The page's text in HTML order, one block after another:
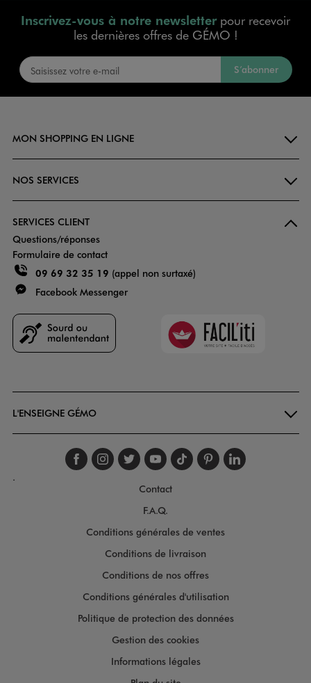
Inscrivez-vous à notre newsletterpour recevoir
les dernières offres de GÉMO !
S’abonner
MON SHOPPING EN LIGNE
NOS SERVICES
SERVICES CLIENT
Questions/réponses
Formulaire de contact
09 69 32 35 19 (appel non surtaxé)
Facebook Messenger
Faciliti
L'ENSEIGNE GÉMO
Suivez-nous sur
Suivez-nous sur
Suivez-nous sur
Suivez-nous
Suivez-nous
Suivez-
.
Contact
F.A.Q.
Conditions générales de ventes
Conditions de livraison
Conditions de nos offres
Conditions générales d'utilisation
Politique de protection des données
Gestion des cookies
Informations légales